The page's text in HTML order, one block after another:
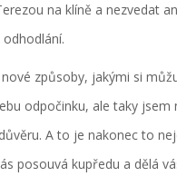
na klíně a nezvedat
způsoby, jakými si
odpočinku, ale taky jsem
A to je nakonec to
posouvá kupředu a dělá